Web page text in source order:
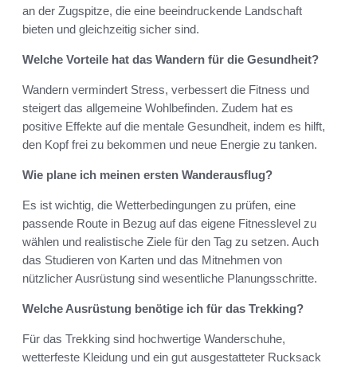
an der Zugspitze, die eine beeindruckende Landschaft
bieten und gleichzeitig sicher sind.
Welche Vorteile hat das Wandern für die Gesundheit?
Wandern vermindert Stress, verbessert die Fitness und
steigert das allgemeine Wohlbefinden. Zudem hat es
positive Effekte auf die mentale Gesundheit, indem es hilft,
den Kopf frei zu bekommen und neue Energie zu tanken.
Wie plane ich meinen ersten Wanderausflug?
Es ist wichtig, die Wetterbedingungen zu prüfen, eine
passende Route in Bezug auf das eigene Fitnesslevel zu
wählen und realistische Ziele für den Tag zu setzen. Auch
das Studieren von Karten und das Mitnehmen von
nützlicher Ausrüstung sind wesentliche Planungsschritte.
Welche Ausrüstung benötige ich für das Trekking?
Für das Trekking sind hochwertige Wanderschuhe,
wetterfeste Kleidung und ein gut ausgestatteter Rucksack